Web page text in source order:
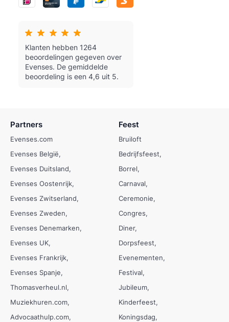
Klanten hebben 1264
beoordelingen gegeven over
Evenses. De gemiddelde
beoordeling is een 4,6 uit 5.
Partners
Evenses.com
Evenses België
Evenses Duitsland
Evenses Oostenrijk
Evenses Zwitserland
Evenses Zweden
Evenses Denemarken
Evenses UK
Evenses Frankrijk
Evenses Spanje
Thomasverheul.nl
Muziekhuren.com
Advocaathulp.com
Feest
Bruiloft
Bedrijfsfeest
Borrel
Carnaval
Ceremonie
Congres
Diner
Dorpsfeest
Evenementen
Festival
Jubileum
Kinderfeest
Koningsdag